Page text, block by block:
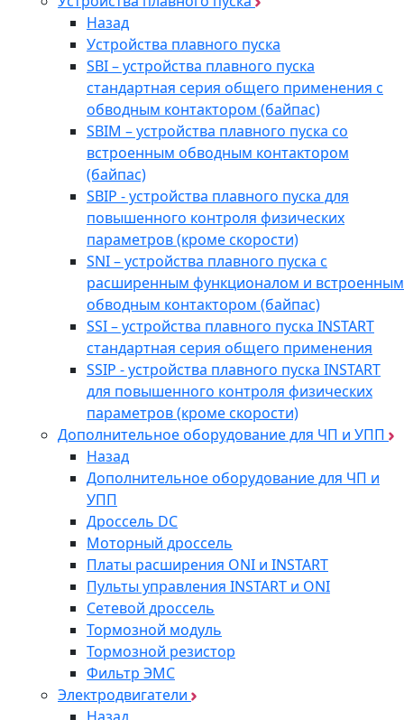
Назад
Устройства плавного пуска
SBI – устройства плавного пуска
стандартная серия общего применения с
обводным контактором (байпас)
SBIM – устройства плавного пуска со
встроенным обводным контактором
(байпас)
SBIP - устройства плавного пуска для
повышенного контроля физических
параметров (кроме скорости)
SNI – устройства плавного пуска с
расширенным функционалом и встроенным
обводным контактором (байпас)
SSI – устройства плавного пуска INSTART
стандартная серия общего применения
SSIP - устройства плавного пуска INSTART
для повышенного контроля физических
параметров (кроме скорости)
Дополнительное оборудование для ЧП и УПП
Назад
Дополнительное оборудование для ЧП и
УПП
Дроссель DC
Моторный дроссель
Платы расширения ONI и INSTART
Пульты управления INSTART и ONI
Сетевой дроссель
Тормозной модуль
Тормозной резистор
Фильтр ЭМС
Электродвигатели